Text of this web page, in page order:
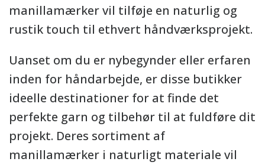
manillamærker vil tilføje en naturlig og
rustik touch til ethvert håndværksprojekt.
Uanset om du er nybegynder eller erfaren
inden for håndarbejde, er disse butikker
ideelle destinationer for at finde det
perfekte garn og tilbehør til at fuldføre dit
projekt. Deres sortiment af
manillamærker i naturligt materiale vil